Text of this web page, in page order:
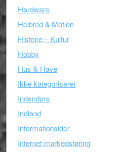
Hardware
Helbred & Motion
Historie – Kultur
Hobby
Hus & Have
Ikke kategoriseret
Indendørs
Indland
Informationsider
Internet markedsføring